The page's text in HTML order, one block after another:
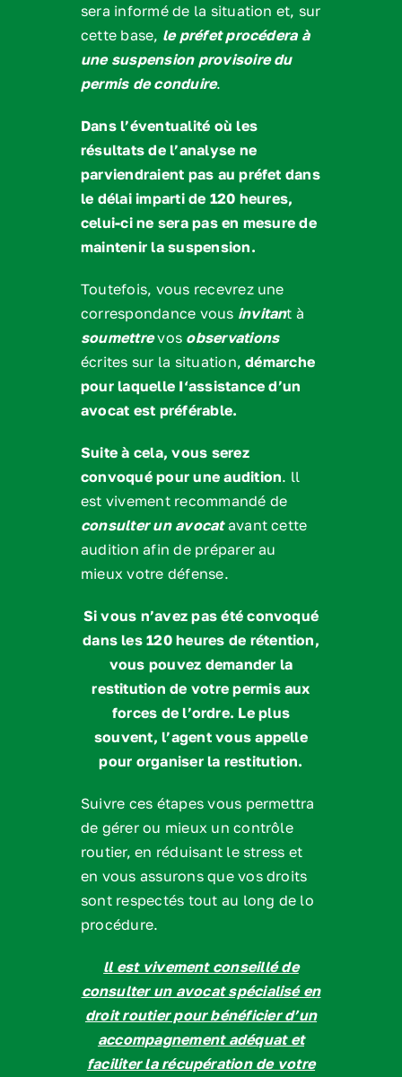
sera informé de la situation et, sur
cette base, le préfet procédera à
une suspension provisoire du
permis de conduire.
Dans l’éventualité où les
résultats de l’analyse ne
parviendraient pas au préfet dans
le délai imparti de 120 heures,
celui-ci ne sera pas en mesure de
maintenir la suspension.
Toutefois, vous recevrez une
correspondance vous invitant à
soumettrevos observations
écrites sur la situation,démarche
pour laquelle I‘assistance d’un
avocat est préférable.
Suite à cela, vous serez
convoqué pour une audition. ll
est vivement recommandé de
consulter un avocatavant cette
audition afin de préparer au
mieux votre défense.
Si vous n’avez pas été convoqué
dans les 120 heures de rétention,
vous pouvez demander la
restitution de votre permis aux
forces de l’ordre. Le plus
souvent, l’agent vous appelle
pour organiser la restitution.
Suivre ces étapes vous permettra
de gérer ou mieux un contrôle
routier, en réduisant le stress et
en vous assurons que vos droits
sont respectés tout au long de lo
procédure.
ll est vivement conseillé de
consulter un avocat spécialisé en
droit routier pour bénéficier d’un
accompagnement adéquat et
faciliter la récupération de votre